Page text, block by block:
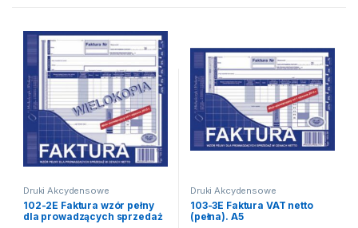
Druki Akcydensowe
102-2E Faktura wzór pełny
dla prowadzących sprzedaż
Druki Akcydensowe
103-3E Faktura VAT netto
(pełna). A5